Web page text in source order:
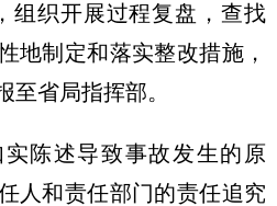
组织开展过程复盘，查找
地制定和落实整改措施，
至省局指挥部。
陈述导致事故发生的原
人和责任部门的责任追究